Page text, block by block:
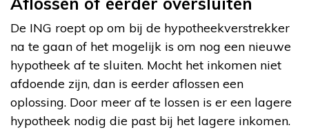
De ING roept op om bij de hypotheekverstrekker
na te gaan of het mogelijk is om nog een nieuwe
hypotheek af te sluiten. Mocht het inkomen niet
afdoende zijn, dan is eerder aflossen een
oplossing. Door meer af te lossen is er een lagere
hypotheek nodig die past bij het lagere inkomen.